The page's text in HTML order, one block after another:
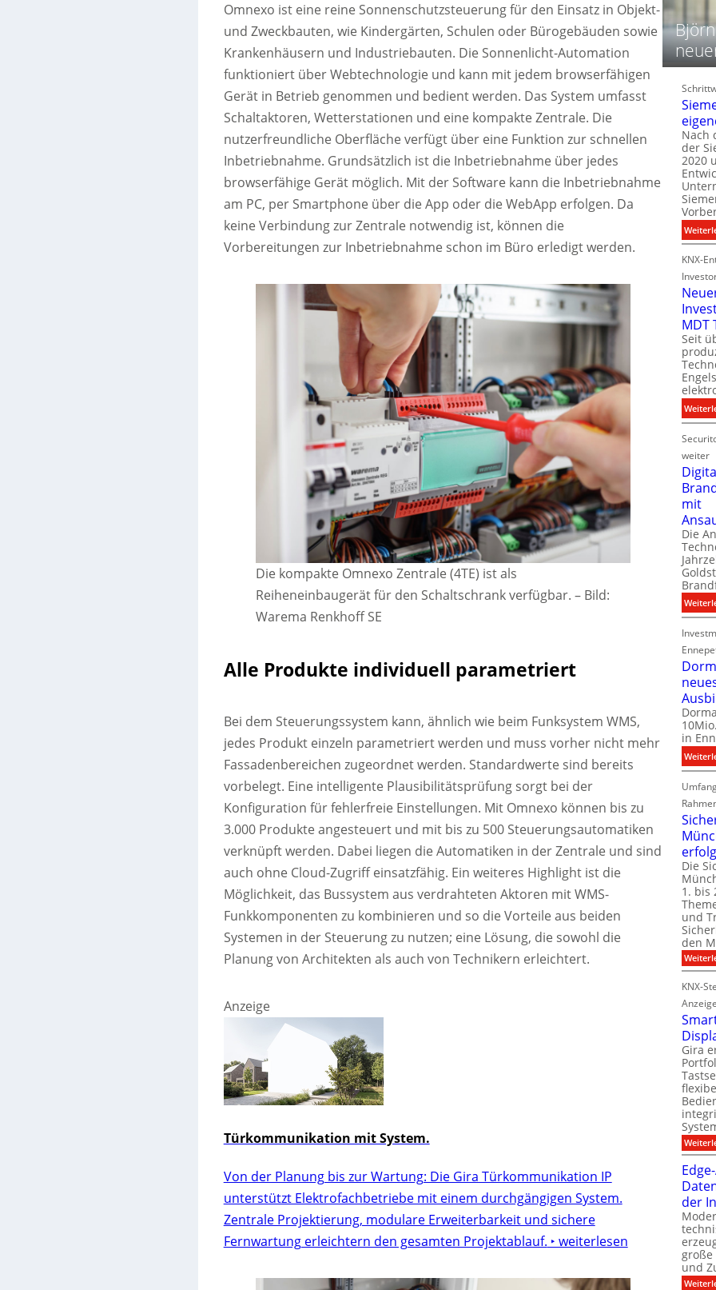
Omnexo ist eine reine Sonnenschutzsteuerung für den Einsatz in Objekt-
und Zweckbauten, wie Kindergärten, Schulen oder Bürogebäuden sowie
Krankenhäusern und Industriebauten. Die Sonnenlicht-Automation
funktioniert über Webtechnologie und kann mit jedem browserfähigen
Gerät in Betrieb genommen und bedient werden. Das System umfasst
Schaltaktoren, Wetterstationen und eine kompakte Zentrale. Die
nutzerfreundliche Oberfläche verfügt über eine Funktion zur schnellen
Inbetriebnahme. Grundsätzlich ist die Inbetriebnahme über jedes
browserfähige Gerät möglich. Mit der Software kann die Inbetriebnahme
am PC, per Smartphone über die App oder die WebApp erfolgen. Da
keine Verbindung zur Zentrale notwendig ist, können die
Vorbereitungen zur Inbetriebnahme schon im Büro erledigt werden.
Die kompakte Omnexo Zentrale (4TE) ist als
Reiheneinbaugerät für den Schaltschrank verfügbar. – Bild:
Warema Renkhoff SE
Alle Produkte individuell parametriert
Bei dem Steuerungssystem kann, ähnlich wie beim Funksystem WMS,
jedes Produkt einzeln parametriert werden und muss vorher nicht mehr
Fassadenbereichen zugeordnet werden. Standardwerte sind bereits
vorbelegt. Eine intelligente Plausibilitätsprüfung sorgt bei der
Konfiguration für fehlerfreie Einstellungen. Mit Omnexo können bis zu
3.000 Produkte angesteuert und mit bis zu 500 Steuerungsautomatiken
verknüpft werden. Dabei liegen die Automatiken in der Zentrale und sind
auch ohne Cloud-Zugriff einsatzfähig. Ein weiteres Highlight ist die
Möglichkeit, das Bussystem aus verdrahteten Aktoren mit WMS-
Funkkomponenten zu kombinieren und so die Vorteile aus beiden
Systemen in der Steuerung zu nutzen; eine Lösung, die sowohl die
Planung von Architekten als auch von Technikern erleichtert.
Anzeige
Türkommunikation mit System.
Von der Planung bis zur Wartung: Die Gira Türkommunikation IP
unterstützt Elektrofachbetriebe mit einem durchgängigen System.
Zentrale Projektierung, modulare Erweiterbarkeit und sichere
Fernwartung erleichtern den gesamten Projektablauf. ‣ weiterlesen
c
h
t
l
e
c
t
g
s
t
c
i
k
s
e
f
r
i
g
i
t
l
P
d
t
a
t
Nach
der
2020
KNX-
MDT
Seit
weiter
mit
Die
in
Die
1. bis
und
den
KNX-
Anzeige
Gira
der
große
und